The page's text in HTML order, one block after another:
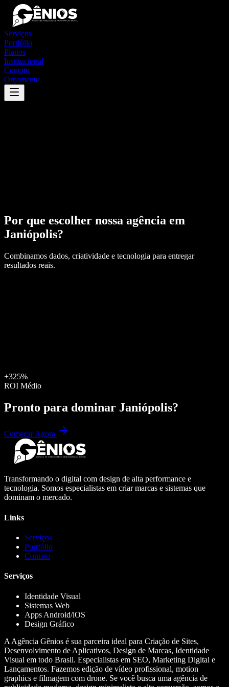
Serviços
Portfólio
Planos
Institucional
Contato
Orçamento
Por que escolher nossa agência em
Janiópolis?
Combinamos dados, criatividade e tecnologia para entregar
resultados reais.
+325%
ROI Médio
Pronto para dominar Janiópolis?
Começar Agora
Transformando o digital com design de alta performance e
tecnologia. Somos especialistas em criar marcas e sistemas que
dominam o mercado.
Links
Serviços
Portfólio
Contato
Serviços
Identidade Visual
Sistemas Web
Apps Android/iOS
Design Gráfico
A Agência Gênios é sua parceira ideal para Criação de Sites,
Desenvolvimento de Aplicativos, Design de Marcas, Identidade
Visual em todo Brasil. Especialistas em SEO, Marketing Digital e
Lançamentos. Fazemos edição de vídeo profissional, motion
graphics e filmagem com drone. Se você busca uma agência de